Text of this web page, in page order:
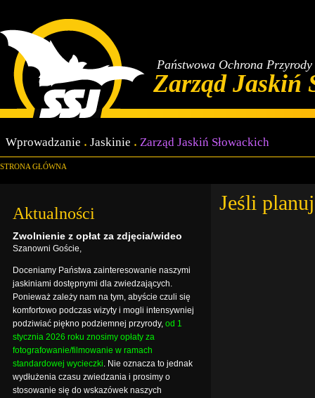
Państwowa Ochrona
Zarząd Jaskiń
Wprowadzanie Jaskinie Zarząd Jaskiń Słowackich
STRONA GŁÓWNA
Jeśli
Aktualności
Zwolnienie z opłat za zdjęcia/wideo
Szanowni Goście,
Doceniamy Państwa zainteresowanie naszymi
jaskiniami dostępnymi dla zwiedzających.
Ponieważ zależy nam na tym, abyście czuli się
komfortowo podczas wizyty i mogli intensywniej
podziwiać piękno podziemnej przyrody, od 1
stycznia 2026 roku znosimy opłaty za
fotografowanie/filmowanie w ramach
standardowej wycieczki. Nie oznacza to jednak
wydłużenia czasu zwiedzania i prosimy o
stosowanie się do wskazówek naszych